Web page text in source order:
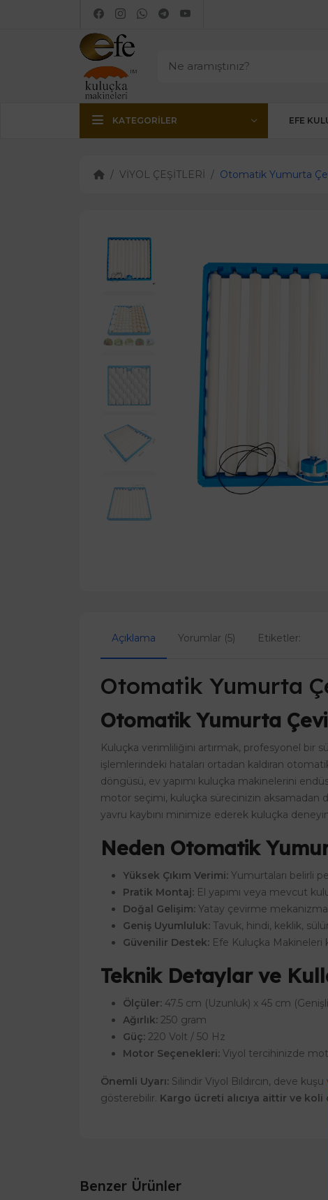
KATEGORILER EFE
VİYOL ÇEŞİTLERİ Otomatik Yumurta
Açıklama Yorumlar (5) Etiketler:
Otomatik Yumurta
Otomatik Yumurta
Kuluçka verimliliğini artırmak, profesyonel
işlemlerindeki hataları ortadan kaldıran
döngüsü, ev yapımı kuluçka makinelerini
motor seçimi, kuluçka sürecinizin aksamadan
yavru kaybını minimize ederek kuluçka
Neden Otomatik
Yüksek Çıkım Verimi: Yumurtaları belirli
Pratik Montaj: El yapımı veya mevcut
Doğal Gelişim: Yatay çevirme
Geniş Uyumluluk: Tavuk, hindi, keklik,
Güvenilir Destek: Efe Kuluçka Makineleri
Teknik Detaylar ve
Ölçüler: 47.5 cm (Uzunluk) x 45 cm
Ağırlık: 250 gram
Güç: 220 Volt / 50 Hz
Motor Seçenekleri: Viyol tercihinizde
Önemli Uyarı: Silindir Viyol Bıldırcın, deve
gösterebilir. Kargo ücreti alıcıya aittir ve
Benzer Ürünler